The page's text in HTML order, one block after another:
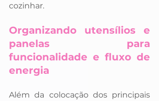
cozinhar.
Organizando utensílios e
panelas para
funcionalidade e fluxo de
energia
Além da colocação dos principais